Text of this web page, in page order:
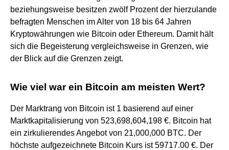
beziehungsweise besitzen zwölf Prozent der hierzulande
befragten Menschen im Alter von 18 bis 64 Jahren
Kryptowährungen wie Bitcoin oder Ethereum. Damit hält
sich die Begeisterung vergleichsweise in Grenzen, wie
der Blick auf die Grenzen zeigt.
Wie viel war ein Bitcoin am meisten Wert?
Der Marktrang von Bitcoin ist 1 basierend auf einer
Marktkapitalisierung von 523,698,604,198 €. Bitcoin hat
ein zirkulierendes Angebot von 21,000,000 BTC. Der
höchste aufgezeichnete Bitcoin Kurs ist 59717.00 €. Der